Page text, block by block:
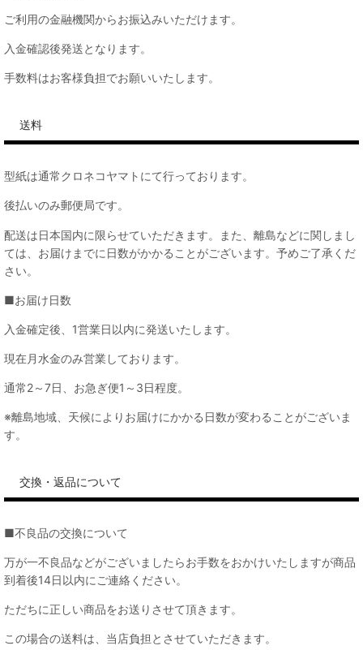
ご利用の金融機関からお振込みいただけます。
入金確認後発送となります。
手数料はお客様負担でお願いいたします。
送料
型紙は通常クロネコヤマトにて行っております。
後払いのみ郵便局です。
配送は日本国内に限らせていただきます。また、離島などに関しまし
ては、お届けまでに日数がかかることがございます。予めご了承くだ
さい。
■お届け日数
入金確定後、1営業日以内に発送いたします。
現在月水金のみ営業しております。
通常2～7日、お急ぎ便1～3日程度。
※離島地域、天候によりお届けにかかる日数が変わることがございま
す。
交換・返品について
■不良品の交換について
万が一不良品などがございましたらお手数をおかけいたしますが商品
到着後14日以内にご連絡ください。
ただちに正しい商品をお送りさせて頂きます。
この場合の送料は、当店負担とさせていただきます。